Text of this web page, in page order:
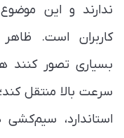
ندارند و این
کاربران است.
سرعت بالا منتقل
استاندارد، سیم‌کشی